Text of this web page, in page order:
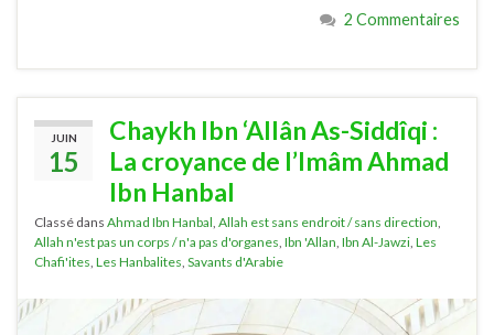
2 Commentaires
JUIN
15
Chaykh Ibn ‘Allân As-Siddîqi :
La croyance de l’Imâm Ahmad
Ibn Hanbal
Classé dans Ahmad Ibn Hanbal, Allah est sans endroit / sans direction,
Allah n'est pas un corps / n'a pas d'organes, Ibn 'Allan, Ibn Al-Jawzi, Les
Chafi'ites, Les Hanbalites, Savants d'Arabie